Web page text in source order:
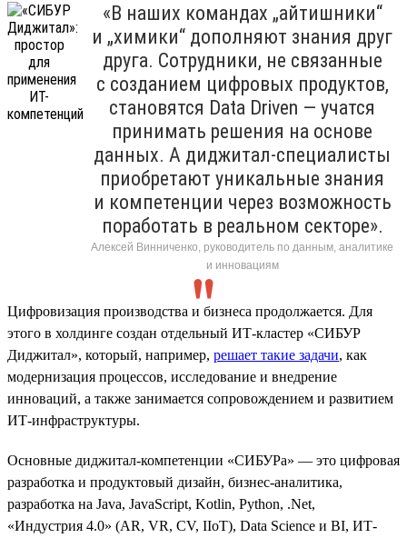
«В наших командах „айтишники“
и „химики“ дополняют знания друг
друга. Сотрудники, не связанные
с созданием цифровых продуктов,
становятся Data Driven — учатся
принимать решения на основе
данных. А диджитал-специалисты
приобретают уникальные знания
и компетенции через возможность
поработать в реальном секторе».
Алексей Винниченко, руководитель по данным, аналитике
и инновациям
Цифровизация производства и бизнеса продолжается. Для
этого в холдинге создан отдельный ИТ-кластер «СИБУР
Диджитал», который, например, решает такие задачи, как
модернизация процессов, исследование и внедрение
инноваций, а также занимается сопровождением и развитием
ИТ-инфраструктуры.
Основные диджитал-компетенции «СИБУРа» — это цифровая
разработка и продуктовый дизайн, бизнес-аналитика,
разработка на Java, JavaScript, Kotlin, Python, .Net,
«Индустрия 4.0» (AR, VR, CV, IIoT), Data Science и BI, ИТ-